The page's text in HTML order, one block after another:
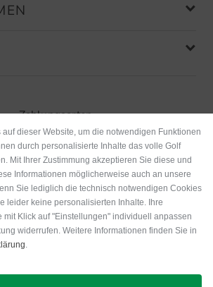
Zahlungsarten
Versand
dieser Website, um die notwendigen Funktionen
durch personalisierte Inhalte das volle Golf
Mit Ihrer Zustimmung akzeptieren Sie diese und
Informationen möglicherweise auch an unsere
Sie lediglich die technisch notwendigen Cookies
leider keine personalisierten Inhalte. Ihre
mit Klick auf "Einstellungen" individuell anpassen
widerrufen. Weitere Informationen finden Sie in
.